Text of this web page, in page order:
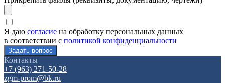
Я даю согласие на обработку персональных данных
в соответствии с политикой конфиденциальности
Контакты
+7 (963) 271-50-28
zgm-prom@bk.ru